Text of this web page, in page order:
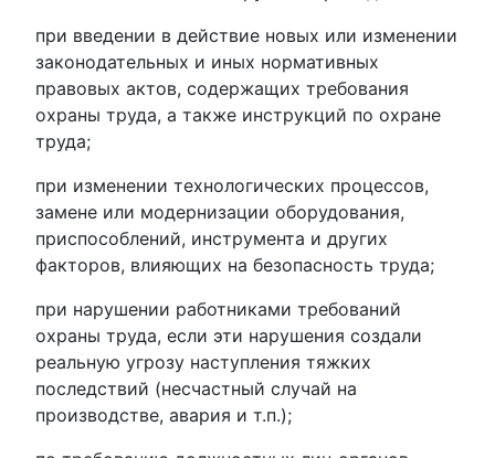
при введении в действие новых или изменении
законодательных и иных нормативных
правовых актов, содержащих требования
охраны труда, а также инструкций по охране
труда;
при изменении технологических процессов,
замене или модернизации оборудования,
приспособлений, инструмента и других
факторов, влияющих на безопасность труда;
при нарушении работниками требований
охраны труда, если эти нарушения создали
реальную угрозу наступления тяжких
последствий (несчастный случай на
производстве, авария и т.п.);